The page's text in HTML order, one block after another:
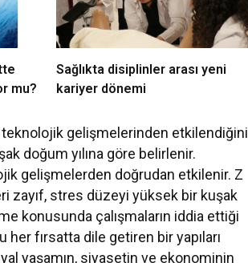
mu?
Sağlıkta disiplinler arası yeni
kariyer dönemi
teknolojik gelişmelerinden etkilendiğini
doğum yılına göre belirlenir.
gelişmelerden doğrudan etkilenir. Z
zayıf, stres düzeyi yüksek bir kuşak
konusunda çalışmaların iddia ettiği
fırsatta dile getiren bir yapıları
yaşamın, siyasetin ve ekonominin